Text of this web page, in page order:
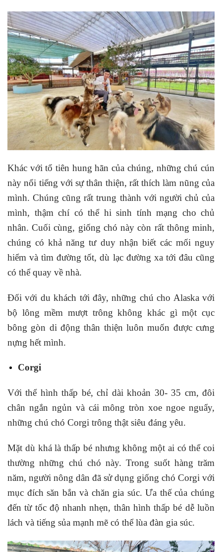
Khác với tổ tiên hung hãn của chúng, những chú cún
này nổi tiếng với sự thân thiện, rất thích làm nũng của
mình. Chúng cũng rất trung thành với người chủ của
mình, thậm chí có thể hi sinh tính mạng cho chủ
nhân. Cuối cùng, giống chó này còn rất thông minh,
chúng có khả năng tư duy nhận biết các mối nguy
hiểm và tìm đường tốt, dù lạc đường xa tới đâu cũng
có thể quay về nhà.
Đối với du khách tới đây, những chú cho Alaska với
bộ lông mềm mượt trông không khác gì một cục
bông gòn di động thân thiện luôn muốn được cưng
nựng hết mình.
Corgi
Với thể hình thấp bé, chỉ dài khoản 30- 35 cm, đôi
chân ngắn ngủn và cái mông tròn xoe ngoe nguẩy,
những chú chó Corgi trông thật siêu đáng yêu.
Mặt dù khá là thấp bé nhưng không một ai có thể coi
thường những chú chó này. Trong suốt hàng trăm
năm, người nông dân đã sử dụng giống chó Corgi với
mục đích săn bắn và chăn gia súc. Ưa thế của chúng
đến từ tốc độ nhanh nhẹn, thân hình thấp bé dễ luồn
lách và tiếng sủa mạnh mẽ có thể lùa đàn gia súc.